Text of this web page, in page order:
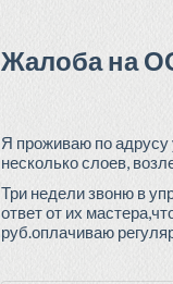
Жалоба на
Я проживаю по адрусу
несколько слоев,
Три недели звоню в
ответ от их
руб.оплачиваю